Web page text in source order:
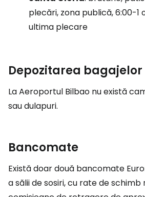
plecări, zona publică, 6:00-1
ultima plecare
Depozitarea bagajelor
La Aeroportul Bilbao nu există
sau dulapuri.
Bancomate
Există doar două bancomate
a sălii de sosiri, cu rate de